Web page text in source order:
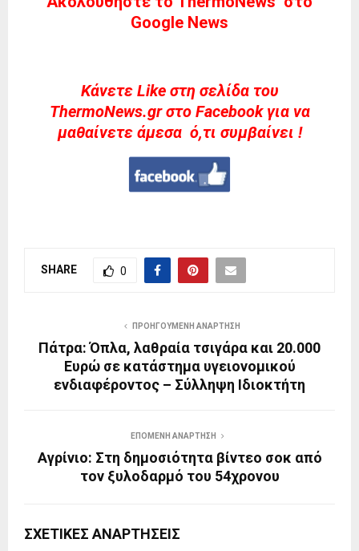
Google News
Kάνετε Like στη σελίδα του
ThermoNews.gr στο Facebook για να
μαθαίνετε άμεσα ό,τι συμβαίνει !
SHARE 0
ΠΡΟΗΓΟΎΜΕΝΗ ΑΝΆΡΤΗΣΗ
Πάτρα: Όπλα, λαθραία τσιγάρα και 20.000
Ευρώ σε κατάστημα υγειονομικού
ενδιαφέροντος – Σύλληψη Ιδιοκτήτη
ΕΠΌΜΕΝΗ ΑΝΆΡΤΗΣΗ
Αγρίνιο: Στη δημοσιότητα βίντεο σοκ από
τον ξυλοδαρμό του 54χρονου
ΣΧΕΤΙΚΈΣ ΑΝΑΡΤΉΣΕΙΣ